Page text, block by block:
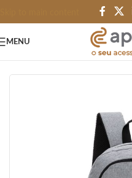
MENU
MOCHILA MALA e